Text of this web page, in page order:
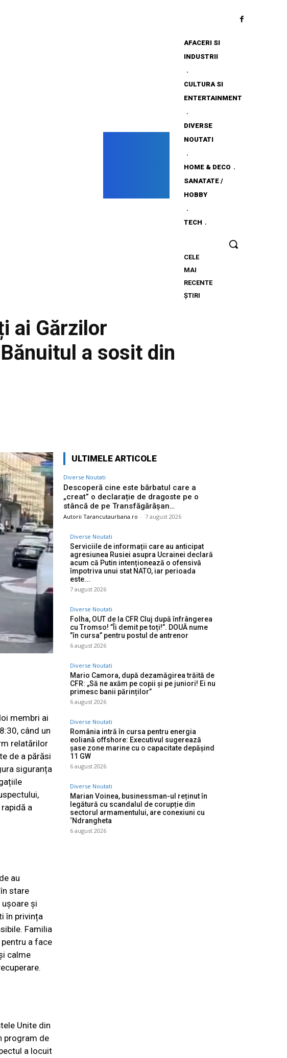
AFACERI SI
INDUSTRII
CULTURA SI
ENTERTAINMENT
DIVERSE
NOUTATI
HOME & DECO
SANATATE /
HOBBY
TECH
CELE
MAI
RECENTE
ȘTIRI
ai Gărzilor
a sosit din
membri ai
când un
relatărilor
de a părăsi
siguranța
a
au
stare
și
în privința
Familia
a face
calme
Unite din
program de
a locuit
ULTIMELE ARTICOLE
Diverse Noutati
Descoperă cine este bărbatul care a
„creat” o declarație de dragoste pe o
stâncă de pe Transfăgărășan…
Autorii Tarancutaurbana.ro - 7 august 2026
Diverse Noutati
Serviciile de informații care au anticipat
agresiunea Rusiei asupra Ucrainei declară
acum că Putin intenționează o ofensivă
împotriva unui stat NATO, iar perioada
este...
7 august 2026
Diverse Noutati
Folha, OUT de la CFR Cluj după înfrângerea
cu Tromso! ”Îi demit pe toți!”. DOUĂ nume
”în cursa” pentru postul de antrenor
6 august 2026
Diverse Noutati
Mario Camora, după dezamăgirea trăită de
CFR: „Să ne axăm pe copii și pe juniori! Ei nu
primesc banii părinților”
6 august 2026
Diverse Noutati
România intră în cursa pentru energia
eoliană offshore: Executivul sugerează
șase zone marine cu o capacitate depășind
11 GW
6 august 2026
Diverse Noutati
Marian Voinea, businessman-ul reținut în
legătură cu scandalul de corupție din
sectorul armamentului, are conexiuni cu
‘Ndrangheta
6 august 2026